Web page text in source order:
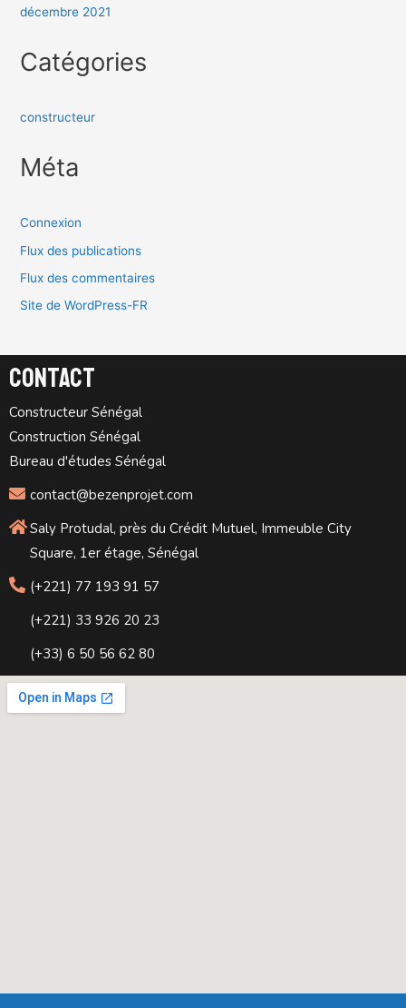
décembre 2021
Catégories
constructeur
Méta
Connexion
Flux des publications
Flux des commentaires
Site de WordPress-FR
Contact
Constructeur Sénégal
Construction Sénégal
Bureau d'études Sénégal
contact@bezenprojet.com
Saly Protudal, près du Crédit Mutuel, Immeuble City
Square, 1er étage, Sénégal
(+221) 77 193 91 57
(+221) 33 926 20 23
(+33) 6 50 56 62 80